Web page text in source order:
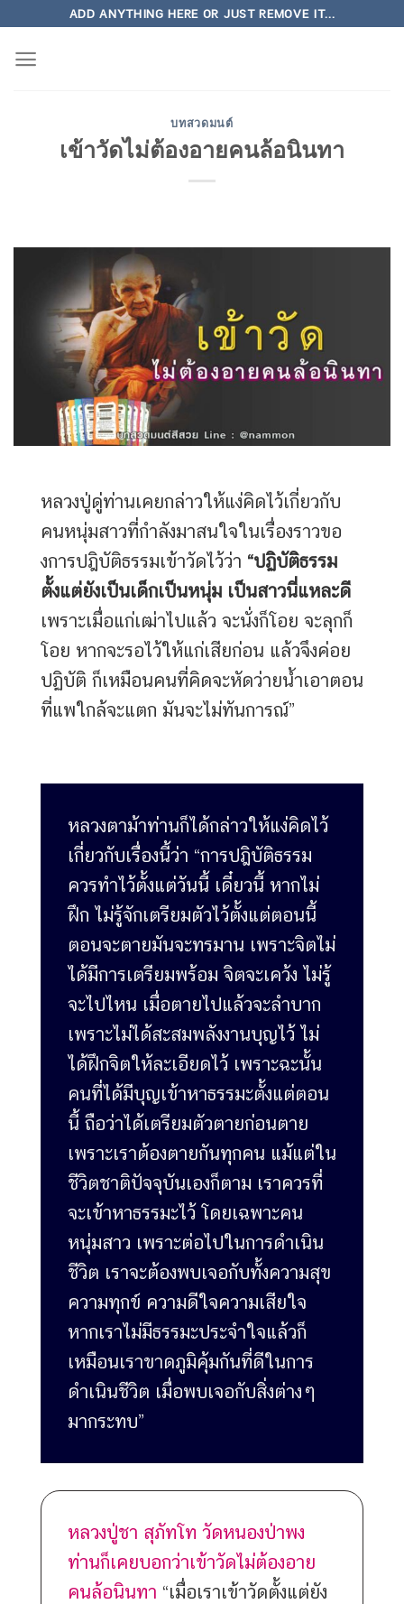
content
ADD ANYTHING HERE OR JUST REMOVE IT...
บทสวดมนต์
เข้าวัดไม่ต้องอายคนล้อนินทา
หลวงปู่ดู่ท่านเคยกล่าวให้แง่คิดไว้เกี่ยวกับ
คนหนุ่มสาวที่กำลังมาสนใจในเรื่องราวขอ
งการปฎิบัติธรรมเข้าวัดไว้ว่า “ปฏิบัติธรรม
ตั้งแต่ยังเป็นเด็กเป็นหนุ่ม เป็นสาวนี่แหละดี
เพราะเมื่อแก่เฒ่าไปแล้ว จะนั่งก็โอย จะลุกก็
โอย หากจะรอไว้ให้แก่เสียก่อน แล้วจึงค่อย
ปฏิบัติ ก็เหมือนคนที่คิดจะหัดว่ายน้ำเอาตอน
ที่แพใกล้จะแตก มันจะไม่ทันการณ์”
หลวงตาม้าท่านก็ได้กล่าวให้แง่คิดไว้
เกี่ยวกับเรื่องนี้ว่า “การปฎิบัติธรรม
ควรทำไว้ตั้งแต่วันนี้ เดี๋ยวนี้ หากไม่
ฝึก ไม่รู้จักเตรียมตัวไว้ตั้งแต่ตอนนี้
ตอนจะตายมันจะทรมาน เพราะจิตไม่
ได้มีการเตรียมพร้อม จิตจะเคว้ง ไม่รู้
จะไปไหน เมื่อตายไปแล้วจะลำบาก
เพราะไม่ได้สะสมพลังงานบุญไว้ ไม่
ได้ฝึกจิตให้ละเอียดไว้ เพราะฉะนั้น
คนที่ได้มีบุญเข้าหาธรรมะตั้งแต่ตอน
นี้ ถือว่าได้เตรียมตัวตายก่อนตาย
เพราะเราต้องตายกันทุกคน แม้แต่ใน
ชีวิตชาติปัจจุบันเองก็ตาม เราควรที่
จะเข้าหาธรรมะไว้ โดยเฉพาะคน
หนุ่มสาว เพราะต่อไปในการดำเนิน
ชีวิต เราจะต้องพบเจอกับทั้งความสุข
ความทุกข์ ความดีใจความเสียใจ
หากเราไม่มีธรรมะประจำใจแล้วก็
เหมือนเราขาดภูมิคุ้มกันที่ดีในการ
ดำเนินชีวิต เมื่อพบเจอกับสิ่งต่างๆ
มากระทบ”
หลวงปู่ชา สุภัทโท วัดหนองป่าพง
ท่านก็เคยบอกว่าเข้าวัดไม่ต้องอาย
คนล้อนินทา “เมื่อเราเข้าวัดตั้งแต่ยัง